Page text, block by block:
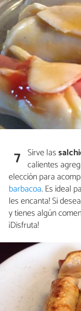
7 Sirve las
calientes
elección para
barbacoa. Es ideal
les encanta! Si
y tienes algún
¡Disfruta!